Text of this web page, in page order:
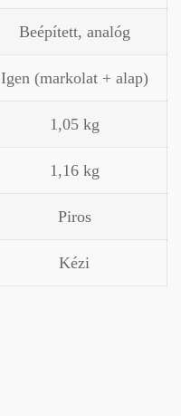
Beépített, analóg
Igen (markolat + alap)
1,05 kg
1,16 kg
Piros
Kézi